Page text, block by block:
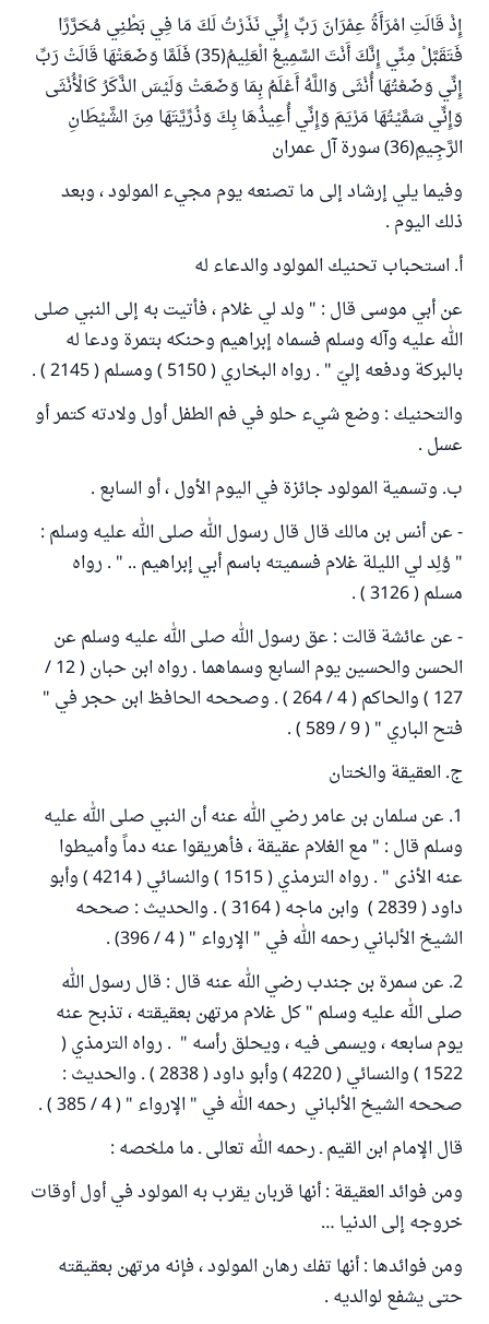
إِذْ قَالَتِ امْرَأَةُ عِمْرَانَ رَبِّ إِنِّي نَذَرْتُ لَكَ مَا فِي بَطْنِي مُحَرَّرًا
فَتَقَبَّلْ مِنِّي إِنَّكَ أَنْتَ السَّمِيعُ الْعَلِيمُ(35) فَلَمَّا وَضَعَتْهَا قَالَتْ رَبِّ
إِنِّي وَضَعْتُهَا أُنْثَى وَاللَّهُ أَعْلَمُ بِمَا وَضَعَتْ وَلَيْسَ الذَّكَرُ كَالْأُنْثَى
وَإِنِّي سَمَّيْتُهَا مَرْيَمَ وَإِنِّي أُعِيذُهَا بِكَ وَذُرِّيَّتَهَا مِنَ الشَّيْطَانِ
الرَّجِيمِ(36) سورة آل عمران
وفيما يلي إرشاد إلى ما تصنعه يوم مجيء المولود ، وبعد
ذلك اليوم .
أ. استحباب تحنيك المولود والدعاء له
عن أبي موسى قال : " ولد لي غلام ، فأتيت به إلى النبي صلى
الله عليه وآله وسلم فسماه إبراهيم وحنكه بتمرة ودعا له
بالبركة ودفعه إليّ " . رواه البخاري ( 5150 ) ومسلم ( 2145 ) .
والتحنيك : وضع شيء حلو في فم الطفل أول ولادته كتمر أو
عسل .
ب. وتسمية المولود جائزة في اليوم الأول ، أو السابع .
- عن أنس بن مالك قال قال رسول الله صلى الله عليه وسلم :
" وُلِد لي الليلة غلام فسميته باسم أبي إبراهيم .. " . رواه
مسلم ( 3126 ) .
- عن عائشة قالت : عق رسول الله صلى الله عليه وسلم عن
الحسن والحسين يوم السابع وسماهما . رواه ابن حبان ( 12 /
127 ) والحاكم ( 4 / 264 ) . وصححه الحافظ ابن حجر في "
فتح الباري " ( 9 / 589 ) .
ج. العقيقة والختان
1. عن سلمان بن عامر رضي الله عنه أن النبي صلى الله عليه
وسلم قال : " مع الغلام عقيقة ، فأهريقوا عنه دماً وأميطوا
عنه الأذى " . رواه الترمذي ( 1515 ) والنسائي ( 4214 ) وأبو
داود ( 2839 ) وابن ماجه ( 3164 ) . والحديث : صححه
الشيخ الألباني رحمه الله في " الإرواء " ( 4 / 396) .
2. عن سمرة بن جندب رضي الله عنه قال : قال رسول الله
صلى الله عليه وسلم " كل غلام مرتهن بعقيقته ، تذبح عنه
يوم سابعه ، ويسمى فيه ، ويحلق رأسه " . رواه الترمذي (
1522 ) والنسائي ( 4220 ) وأبو داود ( 2838 ) . والحديث :
صححه الشيخ الألباني رحمه الله في " الإرواء " ( 4 / 385 ) .
قال الإمام ابن القيم ـ رحمه الله تعالى ـ ما ملخصه :
ومن فوائد العقيقة : أنها قربان يقرب به المولود في أول أوقات
خروجه إلى الدنيا …
ومن فوائدها : أنها تفك رهان المولود ، فإنه مرتهن بعقيقته
حتى يشفع لوالديه .